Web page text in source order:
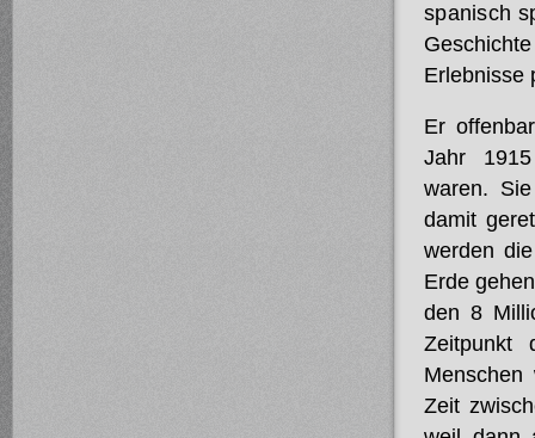
spanisch
Erlebnisse
Er
Jahr
waren.
damit
werden
Erde
den 8
Zeitpunkt
Zeit